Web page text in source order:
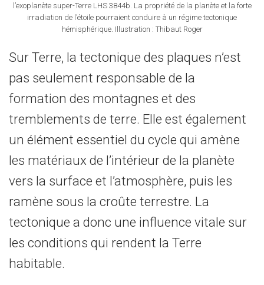
l’exoplanète super-Terre LHS 3844b. La propriété de la planète et la forte
irradiation de l’étoile pourraient conduire à un régime tectonique
hémisphérique. Illustration : Thibaut Roger
Sur Terre, la tectonique des plaques n’est
pas seulement responsable de la
formation des montagnes et des
tremblements de terre. Elle est également
un élément essentiel du cycle qui amène
les matériaux de l’intérieur de la planète
vers la surface et l’atmosphère, puis les
ramène sous la croûte terrestre. La
tectonique a donc une influence vitale sur
les conditions qui rendent la Terre
habitable.